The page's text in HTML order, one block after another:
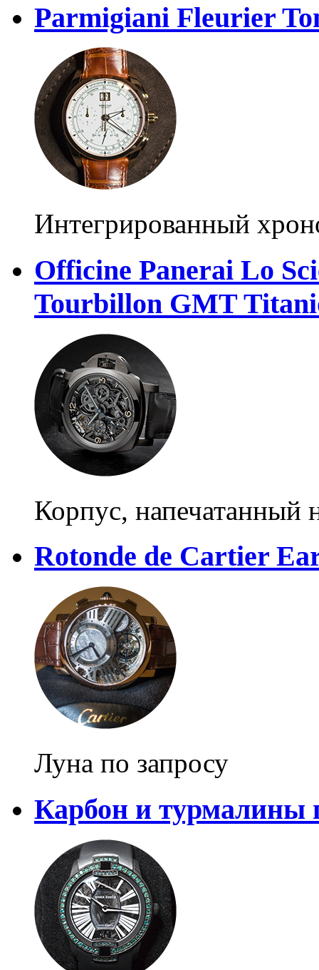
Parmigiani Fleurier
Интегрированный
Officine Panerai Lo
Tourbillon GMT
Корпус, напечатанный
Rotonde de Cartier
Луна по запросу
Карбон и турмалины